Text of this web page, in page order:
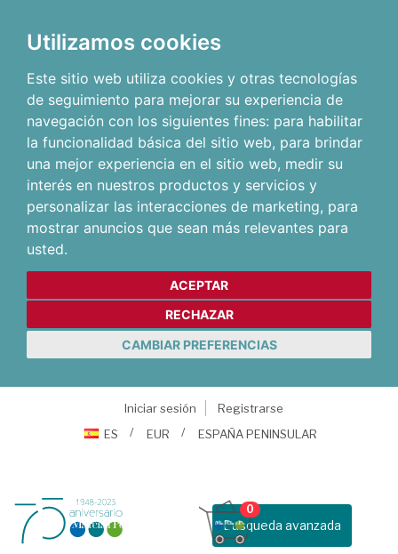
Utilizamos cookies
Este sitio web utiliza cookies y otras tecnologías
de seguimiento para mejorar su experiencia de
navegación con los siguientes fines: para habilitar
la funcionalidad básica del sitio web, para brindar
una mejor experiencia en el sitio web, medir su
interés en nuestros productos y servicios y
personalizar las interacciones de marketing, para
mostrar anuncios que sean más relevantes para
usted.
ACEPTAR
RECHAZAR
CAMBIAR PREFERENCIAS
Iniciar sesión
Registrarse
ES
EUR ESPAÑA PENINSULAR
Busqueda avanzada
0